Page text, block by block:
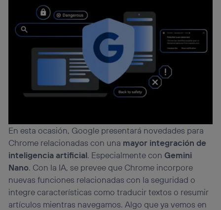
En esta ocasión, Google presentará novedades para
Chrome relacionadas con una mayor integración de
inteligencia artificial. Especialmente con Gemini
Nano. Con la IA, se prevee que Chrome incorpore
nuevas funciones relacionadas con la seguridad o
integre características como traducir textos o resumir
artículos mientras navegamos. Algo que ya vemos en